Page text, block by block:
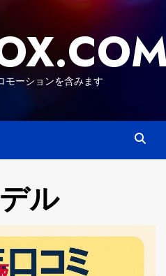
モーションを含みます
ル